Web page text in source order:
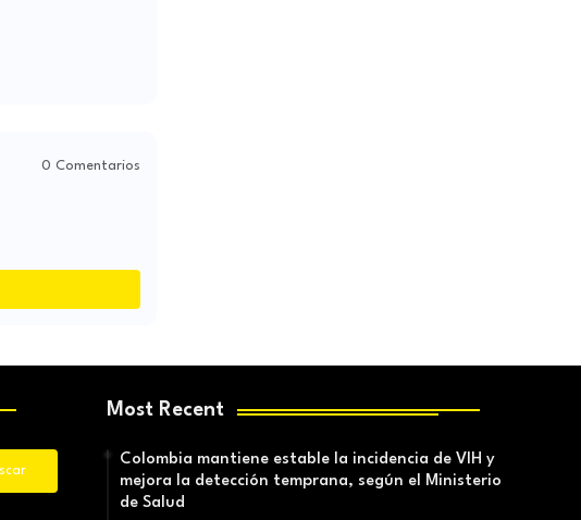
0 Comentarios
Most Recent
Colombia mantiene estable la incidencia de VIH y
mejora la detección temprana, según el Ministerio
de Salud